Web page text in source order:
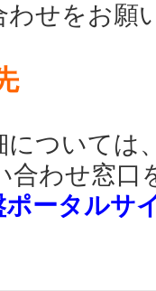
わせをお願
ついては
合わせ窓口
ポータルサ